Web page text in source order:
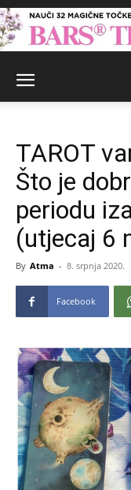
TAROT
Što je
periodu
(utjecaj 6
By Atma - 8. srpnja 2020.
Facebook